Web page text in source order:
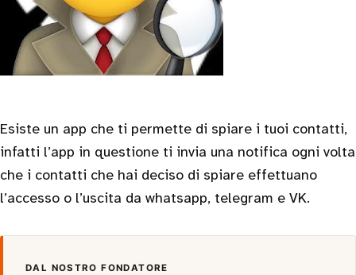
Esiste un app che ti permette di spiare i tuoi contatti,
infatti l’app in questione ti invia una notifica ogni volta
che i contatti che hai deciso di spiare effettuano
l’accesso o l’uscita da whatsapp, telegram e VK.
DAL NOSTRO FONDATORE